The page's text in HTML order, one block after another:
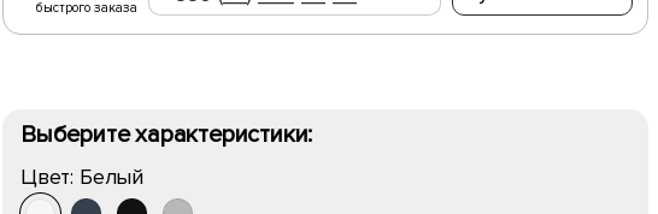
быстрого заказа
Выберите характеристики:
Цвет: Белый